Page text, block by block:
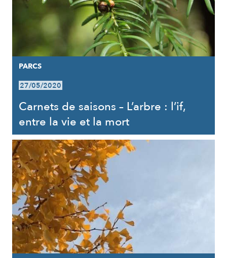
PARCS
27/05/2020
Carnets de saisons – L’arbre : l’if,
entre la vie et la mort